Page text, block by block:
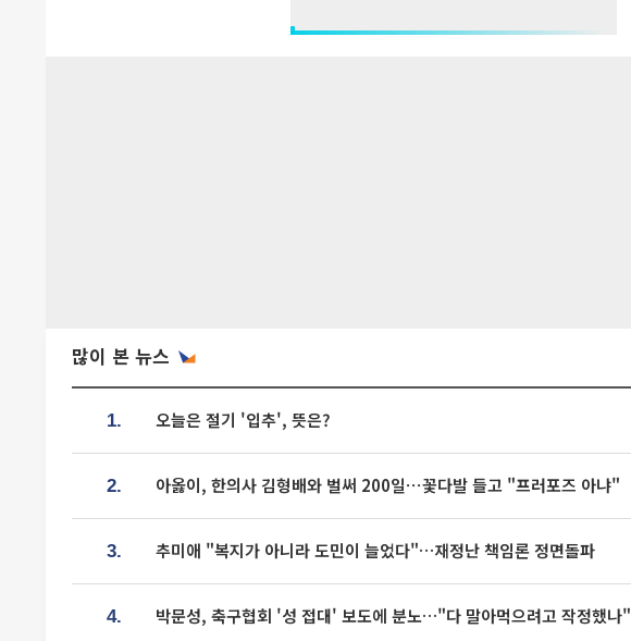
많이 본 뉴스
1. 오늘은 절기 '입추', 뜻은?
2. 아옳이, 한의사 김형배와 벌써 200일⋯꽃다발 들고 "프러포즈 아냐"
3. 추미애 "복지가 아니라 도민이 늘었다"…재정난 책임론 정면돌파
4. 박문성, 축구협회 '성 접대' 보도에 분노…"다 말아먹으려고 작정했나"